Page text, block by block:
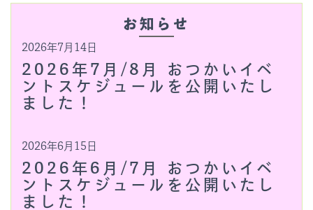
お知らせ
2026年7月14日
2026年7月/8月 おつかいイベ
ントスケジュールを公開いたし
ました！
2026年6月15日
2026年6月/7月 おつかいイベ
ントスケジュールを公開いたし
ました！